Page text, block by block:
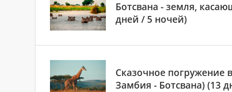
Ботсвана - земля,
дней / 5 ночей)
Сказочное погружение
Замбия - Ботсвана) (13